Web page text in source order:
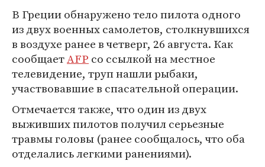
В Греции обнаружено тело пилота одного
из двух военных самолетов, столкнувшихся
в воздухе ранее в четверг, 26 августа. Как
сообщаетAFP со ссылкой на местное
телевидение, труп нашли рыбаки,
участвовавшие в спасательной операции.
Отмечается также, что один из двух
выживших пилотов получил серьезные
травмы головы (ранее сообщалось, что оба
отделались легкими ранениями).